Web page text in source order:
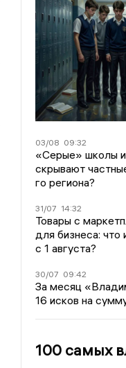
03/08 09:32
«Серые» школы и
скрывают
го региона?
31/07 14:32
Товары с
для бизнеса: что
с 1 августа?
30/07 09:42
За месяц
16 исков на
100 самых